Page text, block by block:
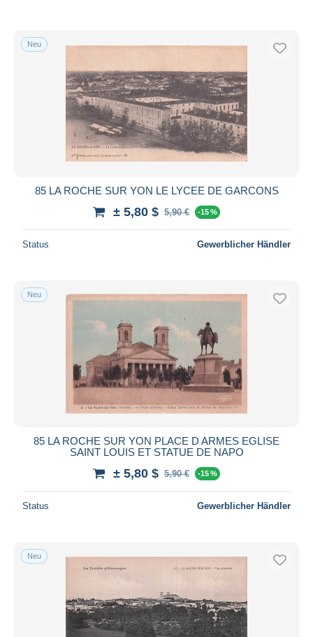
Neu
85 LA ROCHE SUR YON LE LYCEE DE GARCONS
± 5,80 $ 5,90 € -15 %
Status Gewerblicher Händler
Neu
85 LA ROCHE SUR YON PLACE D ARMES EGLISE
SAINT LOUIS ET STATUE DE NAPO
± 5,80 $ 5,90 € -15 %
Status Gewerblicher Händler
Neu